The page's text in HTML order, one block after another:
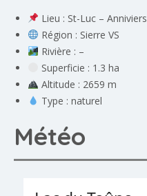
Lieu : St-Luc – Anniviers
Région : Sierre VS
Rivière : –
Superficie : 1.3 ha
Altitude : 2659 m
Type : naturel
Météo